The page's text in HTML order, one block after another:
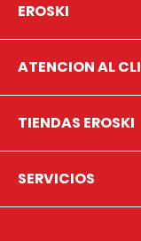
EROSKI
ATENCION AL
TIENDAS EROSKI
SERVICIOS